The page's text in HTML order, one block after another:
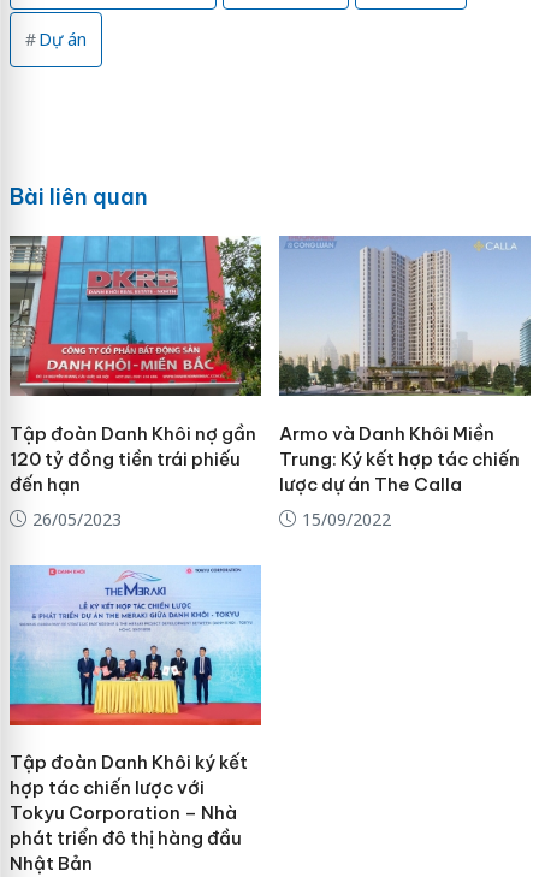
Dự án
Bài liên quan
Tập đoàn Danh Khôi nợ gần
120 tỷ đồng tiền trái phiếu
đến hạn
26/05/2023
Armo và Danh Khôi Miền
Trung: Ký kết hợp tác chiến
lược dự án The Calla
15/09/2022
Tập đoàn Danh Khôi ký kết
hợp tác chiến lược với
Tokyu Corporation – Nhà
phát triển đô thị hàng đầu
Nhật Bản